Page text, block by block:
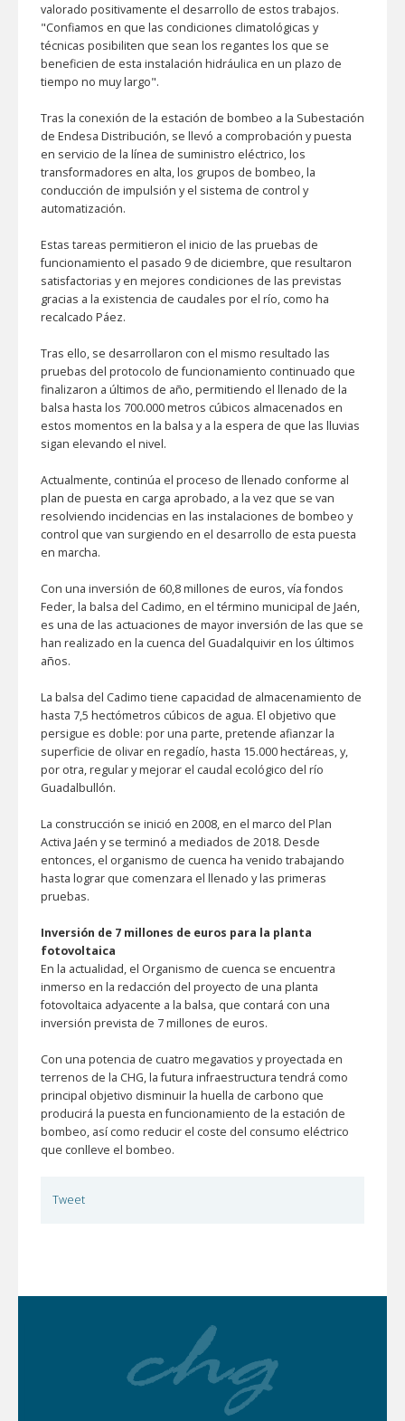
valorado positivamente el desarrollo de estos trabajos.
"Confiamos en que las condiciones climatológicas y
técnicas posibiliten que sean los regantes los que se
beneficien de esta instalación hidráulica en un plazo de
tiempo no muy largo".
Tras la conexión de la estación de bombeo a la Subestación
de Endesa Distribución, se llevó a comprobación y puesta
en servicio de la línea de suministro eléctrico, los
transformadores en alta, los grupos de bombeo, la
conducción de impulsión y el sistema de control y
automatización.
Estas tareas permitieron el inicio de las pruebas de
funcionamiento el pasado 9 de diciembre, que resultaron
satisfactorias y en mejores condiciones de las previstas
gracias a la existencia de caudales por el río, como ha
recalcado Páez.
Tras ello, se desarrollaron con el mismo resultado las
pruebas del protocolo de funcionamiento continuado que
finalizaron a últimos de año, permitiendo el llenado de la
balsa hasta los 700.000 metros cúbicos almacenados en
estos momentos en la balsa y a la espera de que las lluvias
sigan elevando el nivel.
Actualmente, continúa el proceso de llenado conforme al
plan de puesta en carga aprobado, a la vez que se van
resolviendo incidencias en las instalaciones de bombeo y
control que van surgiendo en el desarrollo de esta puesta
en marcha.
Con una inversión de 60,8 millones de euros, vía fondos
Feder, la balsa del Cadimo, en el término municipal de Jaén,
es una de las actuaciones de mayor inversión de las que se
han realizado en la cuenca del Guadalquivir en los últimos
años.
La balsa del Cadimo tiene capacidad de almacenamiento de
hasta 7,5 hectómetros cúbicos de agua. El objetivo que
persigue es doble: por una parte, pretende afianzar la
superficie de olivar en regadío, hasta 15.000 hectáreas, y,
por otra, regular y mejorar el caudal ecológico del río
Guadalbullón.
La construcción se inició en 2008, en el marco del Plan
Activa Jaén y se terminó a mediados de 2018. Desde
entonces, el organismo de cuenca ha venido trabajando
hasta lograr que comenzara el llenado y las primeras
pruebas.
Inversión de 7 millones de euros para la planta
fotovoltaica
En la actualidad, el Organismo de cuenca se encuentra
inmerso en la redacción del proyecto de una planta
fotovoltaica adyacente a la balsa, que contará con una
inversión prevista de 7 millones de euros.
Con una potencia de cuatro megavatios y proyectada en
terrenos de la CHG, la futura infraestructura tendrá como
principal objetivo disminuir la huella de carbono que
producirá la puesta en funcionamiento de la estación de
bombeo, así como reducir el coste del consumo eléctrico
que conlleve el bombeo.
Tweet